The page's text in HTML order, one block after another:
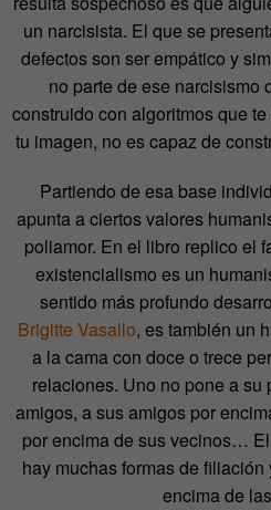
un narcisista. El que se
defectos son ser empático y
no parte de ese narcisismo
construido con algoritmos que
tu imagen, no es capaz de
Partiendo de esa base
apunta a ciertos valores
poliamor. En el libro replico el
existencialismo es un
sentido más profundo
Brigitte Vasallo, es también un
a la cama con doce o trece
relaciones. Uno no pone a su
amigos, a sus amigos por
por encima de sus vecinos…
hay muchas formas de
encima de